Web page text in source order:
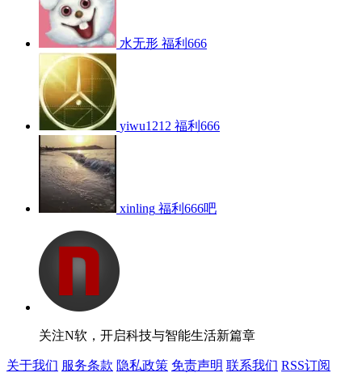
水无形 福利666
yiwu1212 福利666
xinling 福利666吧
关注N软，开启科技与智能生活新篇章
关于我们 服务条款 隐私政策 免责声明 联系我们 RSS订阅